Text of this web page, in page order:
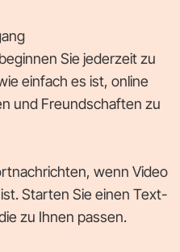
Sie jederzeit zu
einfach es ist, online
und Freundschaften zu
wenn Video
Starten Sie einen Text-
zu Ihnen passen.